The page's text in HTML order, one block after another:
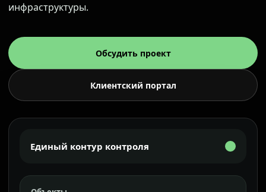
инфраструктуры.
Обсудить проект
Клиентский портал
Единый контур контроля